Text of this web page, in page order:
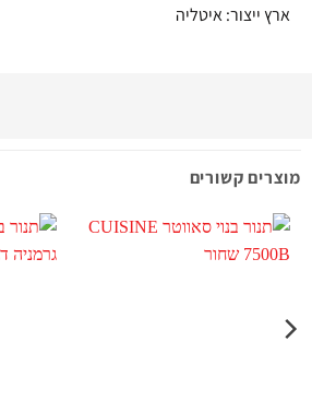
ארץ ייצור: איטליה
מוצרים קשורים